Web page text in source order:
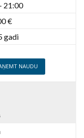
21:00
€
gadi
NAUDU